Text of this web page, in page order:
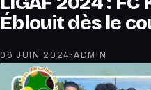
Éblouit dès le
06 JUIN 2024 · ADMIN